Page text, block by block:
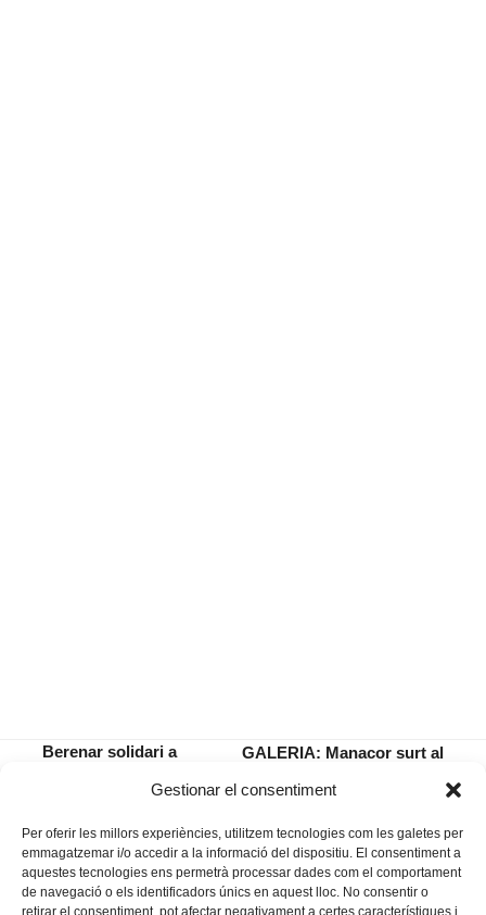
Gestionar el consentiment
Per oferir les millors experiències, utilitzem tecnologies com les galetes per
emmagatzemar i/o accedir a la informació del dispositiu. El consentiment a
aquestes tecnologies ens permetrà processar dades com el comportament
de navegació o els identificadors únics en aquest lloc. No consentir o
retirar el consentiment, pot afectar negativament a certes característiques i
Berenar solidari a
next
GALERIA: Manacor surt al